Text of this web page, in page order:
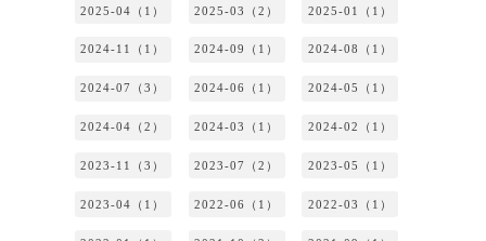
2025-04（1） 2025-03（2） 2025-01（1）
2024-11（1） 2024-09（1） 2024-08（1）
2024-07（3） 2024-06（1） 2024-05（1）
2024-04（2） 2024-03（1） 2024-02（1）
2023-11（3） 2023-07（2） 2023-05（1）
2023-04（1） 2022-06（1） 2022-03（1）